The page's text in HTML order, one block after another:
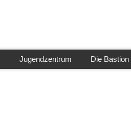
Jugendzentrum Die Bastion